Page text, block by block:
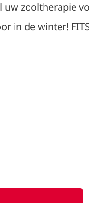
zooltherapie
in de winter!